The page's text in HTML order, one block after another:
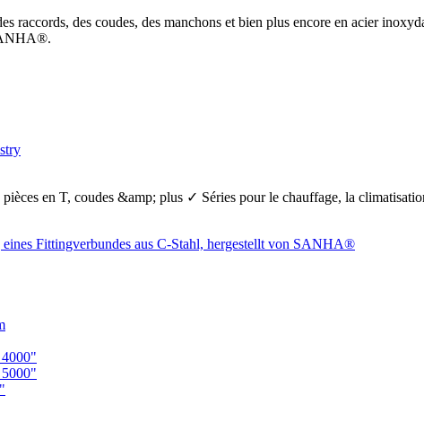
raccords, des coudes, des manchons et bien plus encore en acier
pièces en T, coudes &amp; plus ✓ Séries pour le chauffage, la